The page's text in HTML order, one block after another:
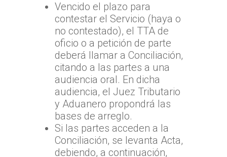
Vencido el plazo para
contestar el Servicio (haya o
no contestado), el TTA de
oficio o a petición de parte
deberá llamar a Conciliación,
citando a las partes a una
audiencia oral. En dicha
audiencia, el Juez Tributario
y Aduanero propondrá las
bases de arreglo.
Si las partes acceden a la
Conciliación, se levanta Acta,
debiendo, a continuación,